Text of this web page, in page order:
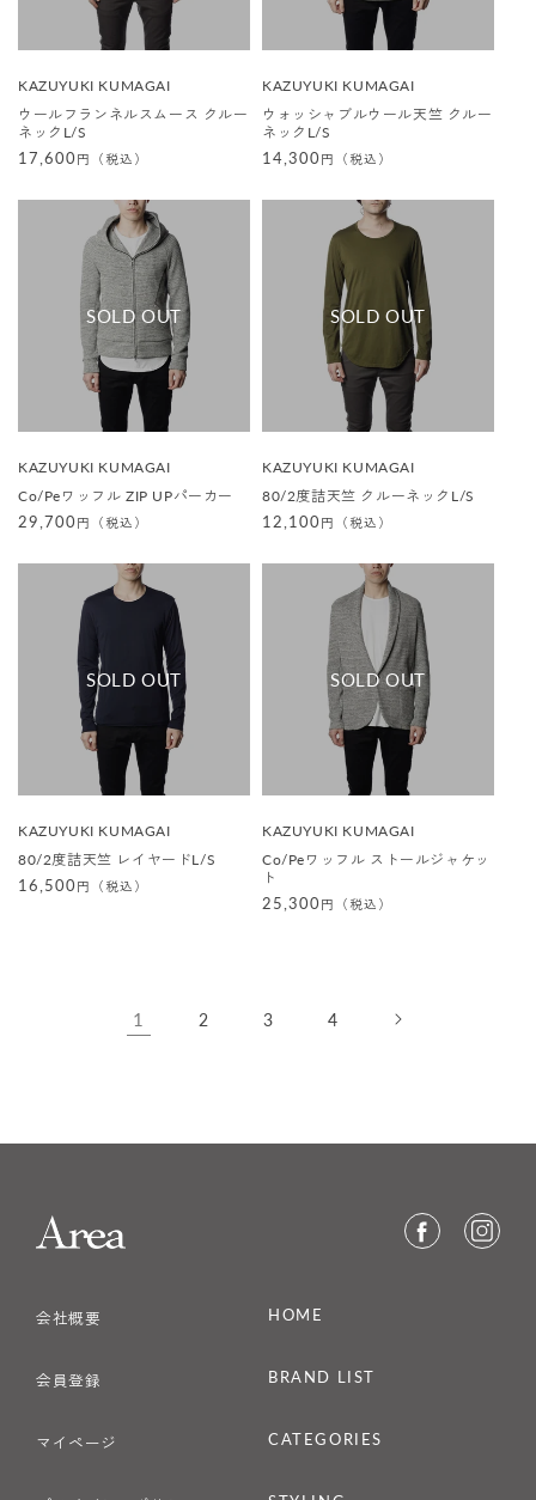
販
元
:
KAZUYUKI KUMAGAI
ウールフランネルスムース クルー
ネックL/S
通
価
17,600円（税込）
販
元
:
KAZUYUKI KUMAGAI
ウォッシャブルウール天竺 クルー
ネックL/S
通
価
14,300円（税込）
販
元
:
KAZUYUKI KUMAGAI
Co/Peワッフル ZIP UPパーカー
通
価
29,700円（税込）
販
元
:
KAZUYUKI KUMAGAI
80/2度詰天竺 クルーネックL/S
通
価
12,100円（税込）
販
元
:
KAZUYUKI KUMAGAI
80/2度詰天竺 レイヤードL/S
通
16,500円（税込）
販
元
KAZUYUKI KUMAGAI
Co/Peワッフル ストールジャケッ
ト
通
25,300円（税込）
1 2 3 4
会社概要
会員登録
マイページ
HOME
BRAND LIST
CATEGORIES